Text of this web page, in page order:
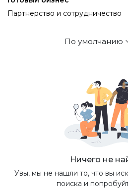
Партнерство и сотрудничество
По умолчанию
Ничего не
Увы, мы не нашли то, что вы
поиска и